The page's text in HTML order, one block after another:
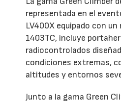
representada en el
LV400X equipado con
1403TC, incluye
radiocontrolados
condiciones extremas,
altitudes y entornos
Junto a la gama Green